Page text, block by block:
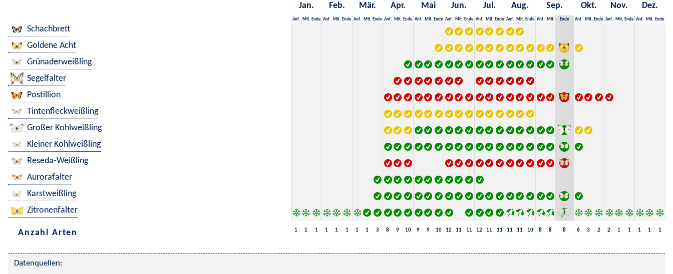
Jan. Feb. Mär. Apr. Mai Jun. Jul. Aug. Sep. Okt. Nov. Dez.
Anf. Mit. Ende Anf. Mit. Ende Anf. Mit. Ende Anf. Mit. Ende Anf. Mit. Ende Anf. Mit. Ende Anf. Mit. Ende Anf. Mit. Ende Anf. Mit. Ende Anf. Mit. Ende Anf. Mit. Ende Anf. Mit. Ende
Schachbrett
Goldene Acht
Grünaderweißling
Segelfalter
Postillion
Tintenfleckweißling
Großer Kohlweißling
Kleiner Kohlweißling
Reseda-Weißling
Aurorafalter
Karstweißling
Zitronenfalter
Anzahl Arten 1 1 1 1 1 1 1 1 3 8 9 10 9 9 10 12 11 11 12 11 11 11 11 10 8 8 8 6 3 2 2 1 1 1 1 1
Datenquellen: